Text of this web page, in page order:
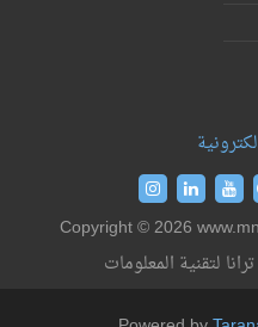
Copyright © 2026
لتقنية المعلومات